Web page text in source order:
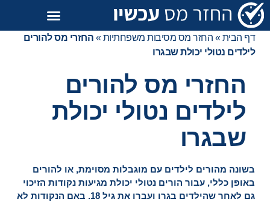
דף הבית» החזר מס מסיבות משפחתיות» החזרי מס להורים
לילדים נטולי יכולת שבגרו
החזרי מס להורים
לילדים נטולי יכולת
שבגרו
בשונה מהורים לילדים עם מוגבלות מסוימת, או להורים
באופן כללי, עבור הורים נטולי יכולת מגיעות נקודות הזיכוי
גם לאחר שהילדים בגרו ועברו את גיל 18. באם הנקודות לא